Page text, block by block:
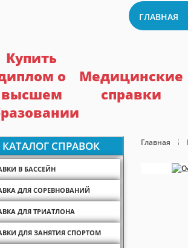
Купить
о
высшем
Медицинские
справки
ГЛАВНАЯ
Главная
КАТАЛОГ СПРАВОК
В БАССЕЙН
ДЛЯ СОРЕВНОВАНИЙ
ДЛЯ ТРИАТЛОНА
ДЛЯ ЗАНЯТИЯ СПОРТОМ